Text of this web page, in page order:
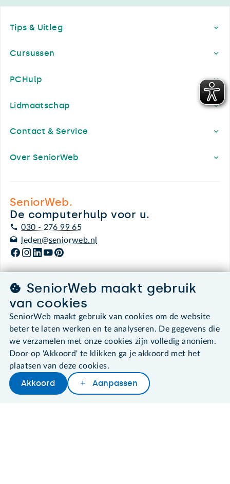
Later lezen Delen Woordenboek
Tips & Uitleg
Cursussen
PCHulp
Lidmaatschap
Contact & Service
Over SeniorWeb
SeniorWeb.
De computerhulp voor u.
030 - 276 99 65
leden@seniorweb.nl
©2026 SeniorWeb
Algemene voorwaarden
Cookies en cookie-instellingen
Disclaimer
Privacybeleid
About SeniorWeb
SeniorWeb maakt gebruik
van cookies
SeniorWeb maakt gebruik van cookies om de website
beter te laten werken en te analyseren. De gegevens die
we verzamelen met onze cookies zijn volledig anoniem.
Door op 'Akkoord' te klikken ga je akkoord met het
plaatsen van deze cookies.
Akkoord Aanpassen